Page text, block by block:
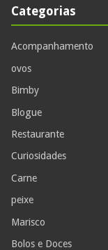
Categorias
Acompanhamento
ovos
Bimby
Blogue
Restaurante
Curiosidades
Carne
peixe
Marisco
Bolos e Doces